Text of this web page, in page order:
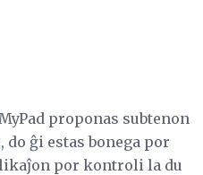
proponas subtenon
, do ĝi estas bonega por
por kontroli la du